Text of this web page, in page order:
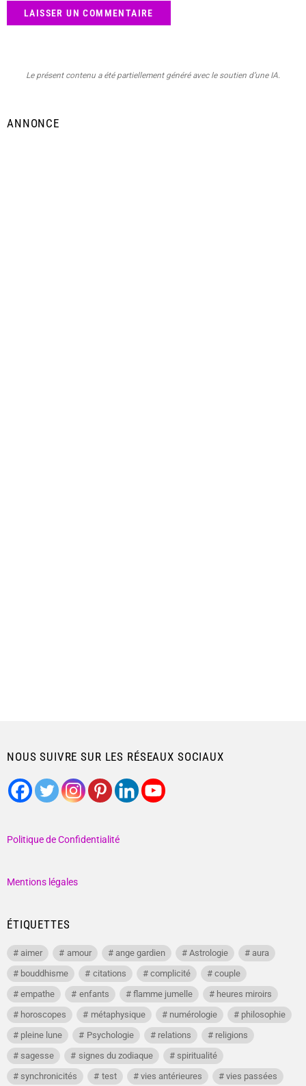
Le présent contenu a été partiellement généré avec le soutien d’une IA.
ANNONCE
NOUS SUIVRE SUR LES RÉSEAUX SOCIAUX
Politique de Confidentialité
Mentions légales
ÉTIQUETTES
aimer amour ange gardien Astrologie
aura
bouddhisme
citations complicité
couple
empathe
enfants flamme jumelle
heures miroirs
horoscopes
métaphysique numérologie
philosophie
pleine lune
Psychologie relations
religions
sagesse
signes du zodiaque
spiritualité
synchronicités
test vies antérieures vies passées